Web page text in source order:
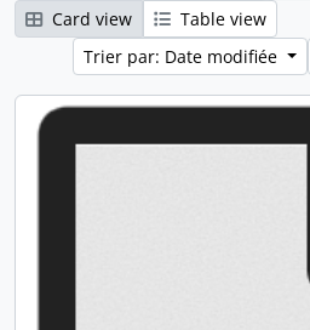
Card view
Table view
Trier par: Date modifiée